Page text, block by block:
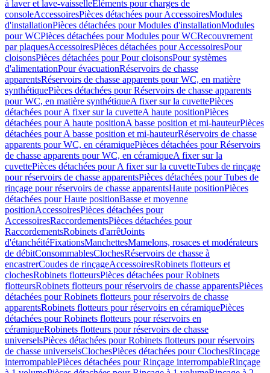
à laver et lave-vaisselleEléments pour charges de
consoleAccessoiresPièces détachées pour AccessoiresModules
d'installationPièces détachées pour Modules d'installationModules
pour WCPièces détachées pour Modules pour WCRecouvrement
par plaquesAccessoiresPièces détachées pour AccessoiresPour
cloisonsPièces détachées pour Pour cloisonsPour systèmes
d'alimentationPour évacuationRéservoirs de chasse
apparentsRéservoirs de chasse apparents pour WC, en matière
synthétiquePièces détachées pour Réservoirs de chasse apparents
pour WC, en matière synthétiqueA fixer sur la cuvettePièces
détachées pour A fixer sur la cuvetteA haute positionPièces
détachées pour A haute positionA basse position et mi-hauteurPièces
détachées pour A basse position et mi-hauteurRéservoirs de chasse
apparents pour WC, en céramiquePièces détachées pour Réservoirs
de chasse apparents pour WC, en céramiqueA fixer sur la
cuvettePièces détachées pour A fixer sur la cuvetteTubes de rinçage
pour réservoirs de chasse apparentsPièces détachées pour Tubes de
rinçage pour réservoirs de chasse apparentsHaute positionPièces
détachées pour Haute positionBasse et moyenne
positionAccessoiresPièces détachées pour
AccessoiresRaccordementsPièces détachées pour
RaccordementsRobinets d'arrêtJoints
d'étanchéitéFixationsManchettesMamelons, rosaces et modérateurs
de débitConsommablesClochesRéservoirs de chasse à
encastrerCoudes de rinçageAccessoiresRobinets flotteurs et
clochesRobinets flotteursPièces détachées pour Robinets
flotteursRobinets flotteurs pour réservoirs de chasse apparentsPièces
détachées pour Robinets flotteurs pour réservoirs de chasse
apparentsRobinets flotteurs pour réservoirs en céramiquePièces
détachées pour Robinets flotteurs pour réservoirs en
céramiqueRobinets flotteurs pour réservoirs de chasse
universelsPièces détachées pour Robinets flotteurs pour réservoirs
de chasse universelsClochesPièces détachées pour ClochesRinçage
interrompablePièces détachées pour Rinçage interrompableRinçage